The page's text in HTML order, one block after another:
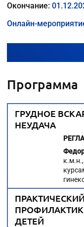
Окончание:
Онлайн-
Программа
ГРУДНОЕ
НЕУДАЧА
ДЕТЕЙ